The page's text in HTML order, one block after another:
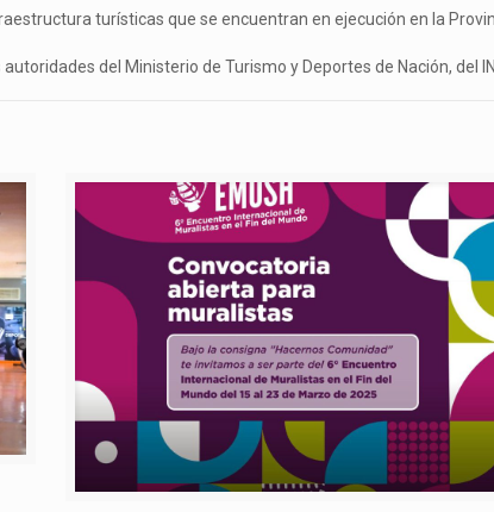
turísticas que se encuentran en ejecución en la
del Ministerio de Turismo y Deportes de Nación, del